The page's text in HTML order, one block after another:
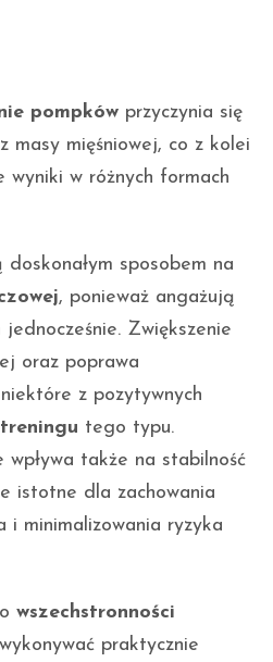
pompków przyczynia się
masy mięśniowej, co z kolei
wyniki w różnych formach
sposobem na
, ponieważ angażują
Zwiększenie
oraz poprawa
z pozytywnych
tego typu.
wpływa także na stabilność
istotne dla zachowania
i minimalizowania ryzyka
wszechstronności
praktycznie